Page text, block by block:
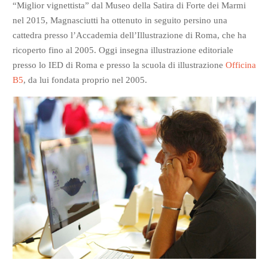
“Miglior vignettista” dal Museo della Satira di Forte dei Marmi
nel 2015, Magnasciutti ha ottenuto in seguito persino una
cattedra presso l’Accademia dell’Illustrazione di Roma, che ha
ricoperto fino al 2005. Oggi insegna illustrazione editoriale
presso lo IED di Roma e presso la scuola di illustrazione Officina
B5, da lui fondata proprio nel 2005.